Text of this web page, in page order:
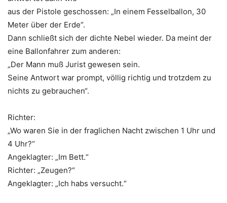
aus der Pistole geschossen: „In einem Fesselballon, 30
Meter über der Erde“.
Dann schließt sich der dichte Nebel wieder. Da meint der
eine Ballonfahrer zum anderen:
„Der Mann muß Jurist gewesen sein.
Seine Antwort war prompt, völlig richtig und trotzdem zu
nichts zu gebrauchen“.
Richter:
„Wo waren Sie in der fraglichen Nacht zwischen 1 Uhr und
4 Uhr?“
Angeklagter: „Im Bett.“
Richter: „Zeugen?“
Angeklagter: „Ich habs versucht.“